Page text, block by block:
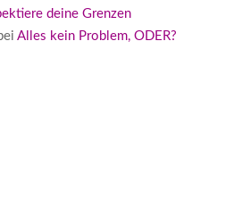
deine Grenzen
Alles kein Problem, ODER?